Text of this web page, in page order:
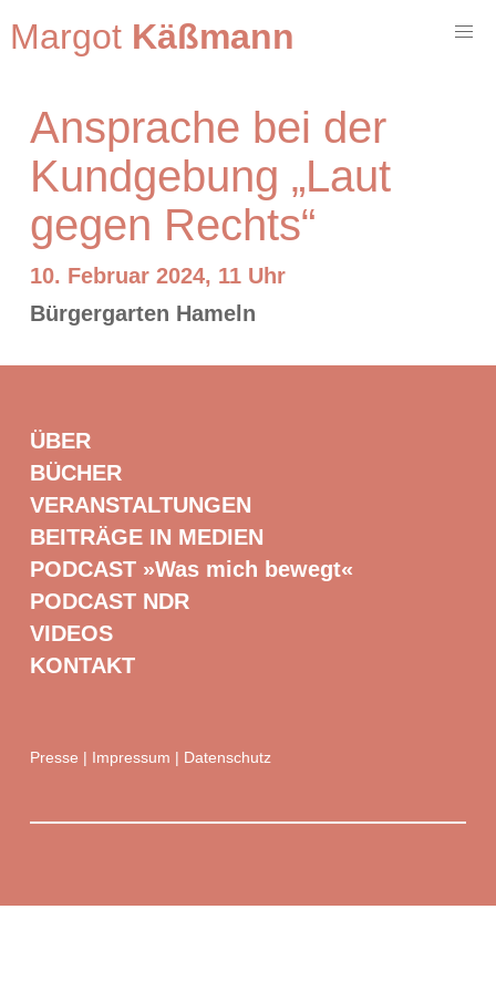
Margot Käßmann
Ansprache bei der
Kundgebung „Laut
gegen Rechts“
10. Februar 2024, 11 Uhr
Bürgergarten Hameln
ÜBER
BÜCHER
VERANSTALTUNGEN
BEITRÄGE IN MEDIEN
PODCAST »Was mich bewegt«
PODCAST NDR
VIDEOS
KONTAKT
Presse Impressum Datenschutz